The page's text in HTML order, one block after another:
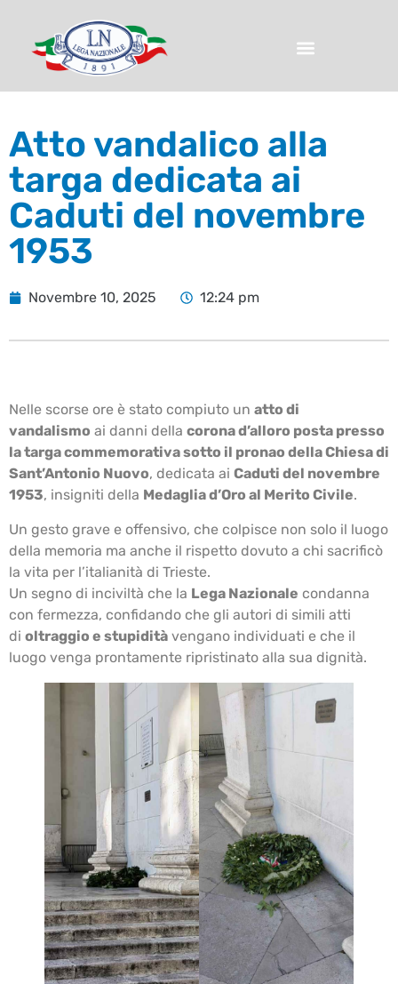
Atto vandalico alla
targa dedicata ai
Caduti del novembre
1953
Novembre 10, 2025 12:24 pm
Nelle scorse ore è stato compiuto un atto di
vandalismo ai danni della corona d’alloro posta presso
la targa commemorativa sotto il pronao della Chiesa di
Sant’Antonio Nuovo, dedicata ai Caduti del novembre
1953, insigniti della Medaglia d’Oro al Merito Civile.
Un gesto grave e offensivo, che colpisce non solo il luogo
della memoria ma anche il rispetto dovuto a chi sacrificò
la vita per l’italianità di Trieste.
Un segno di inciviltà che la Lega Nazionale condanna
con fermezza, confidando che gli autori di simili atti
di oltraggio e stupidità vengano individuati e che il
luogo venga prontamente ripristinato alla sua dignità.